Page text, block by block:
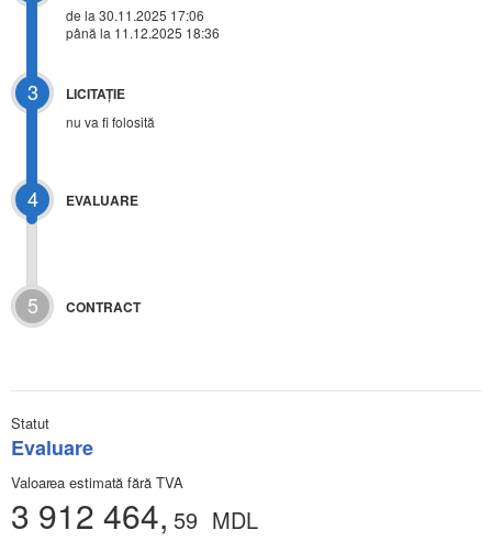
de la 30.11.2025 17:06
până la 11.12.2025 18:36
3 LICITAŢIE
nu va fi folosită
4 EVALUARE
5 CONTRACT
Statut
Evaluare
Valoarea estimată fără TVA
3 912 464, 59 MDL